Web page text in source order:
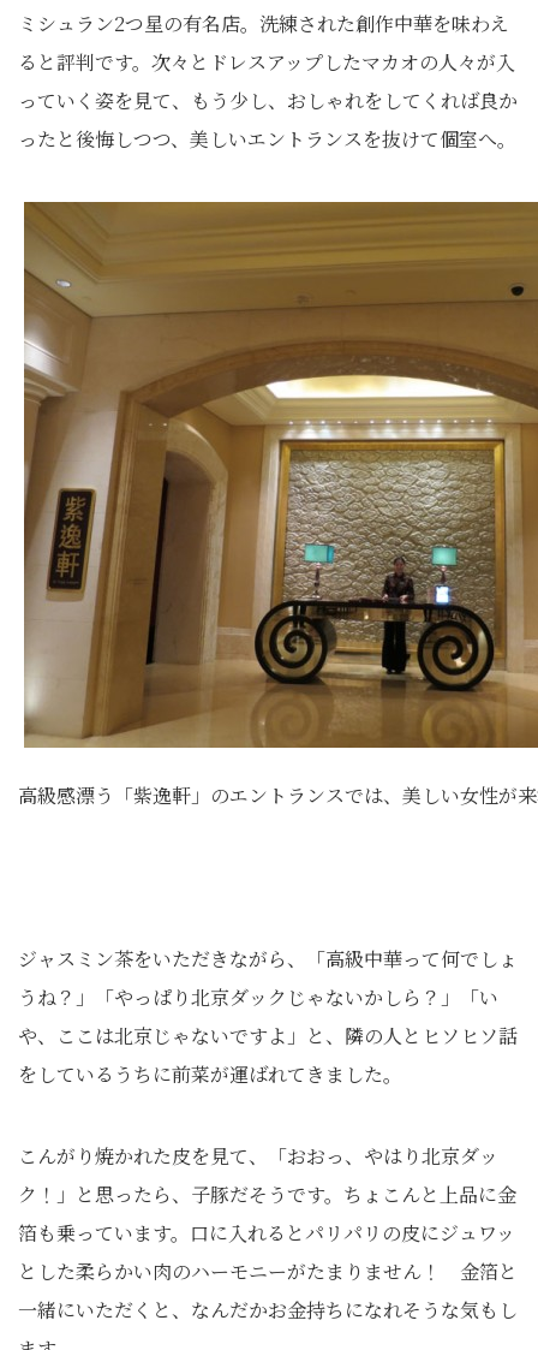
ミシュラン2つ星の有名店。洗練された創作中華を味わえ
ると評判です。次々とドレスアップしたマカオの人々が入
っていく姿を見て、もう少し、おしゃれをしてくれば良か
ったと後悔しつつ、美しいエントランスを抜けて個室へ。
高級感漂う「紫逸軒」のエントランスでは、美しい女性が
ジャスミン茶をいただきながら、「高級中華って何でしょ
うね？」「やっぱり北京ダックじゃないかしら？」「い
や、ここは北京じゃないですよ」と、隣の人とヒソヒソ話
をしているうちに前菜が運ばれてきました。
こんがり焼かれた皮を見て、「おおっ、やはり北京ダッ
ク！」と思ったら、子豚だそうです。ちょこんと上品に金
箔も乗っています。口に入れるとパリパリの皮にジュワッ
とした柔らかい肉のハーモニーがたまりません！ 金箔と
一緒にいただくと、なんだかお金持ちになれそうな気もし